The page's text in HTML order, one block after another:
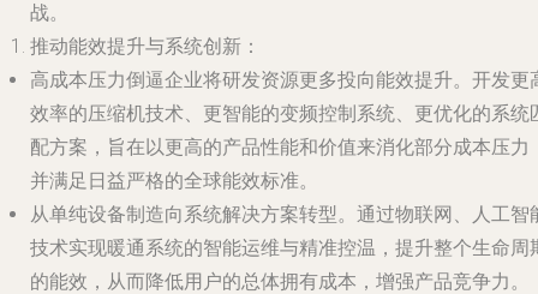
战。
推动能效提升与系统创新 ：
高成本压力倒逼企业将研发资源更多投向能效提升。开发更
效率的压缩机技术、更智能的变频控制系统、更优化的系统
配方案，旨在以更高的产品性能和价值来消化部分成本压力
并满足日益严格的全球能效标准。
从单纯设备制造向系统解决方案转型。通过物联网、人工智
技术实现暖通系统的智能运维与精准控温，提升整个生命周
的能效，从而降低用户的总体拥有成本，增强产品竞争力。